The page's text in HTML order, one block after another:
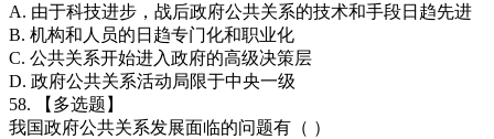
A. 由于科技进步，战后政府公共关系的技术和手段日趋先进
B. 机构和人员的日趋专门化和职业化
C. 公共关系开始进入政府的高级决策层
D. 政府公共关系活动局限于中央一级
58. 【多选题】
我国政府公共关系发展面临的问题有（ ）